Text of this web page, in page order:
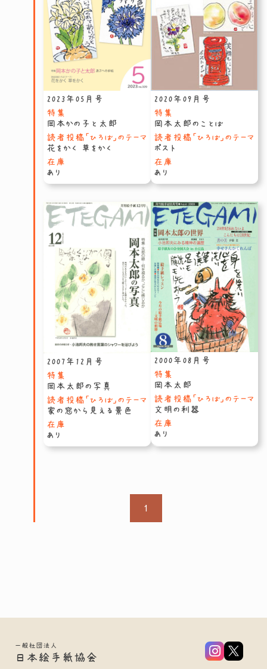
2023年05月号
特集
岡本かの子と太郎
読者投稿「ひろば」のテーマ
花をかく 草をかく
在庫
あり
2020年09月号
特集
岡本太郎のことば
読者投稿「ひろば」のテーマ
ポスト
在庫
あり
2007年12月号
特集
岡本太郎の写真
読者投稿「ひろば」のテーマ
家の窓から見える景色
在庫
あり
2000年08月号
特集
岡本太郎
読者投稿「ひろば」のテーマ
文明の利器
在庫
あり
1
一般社団法人
日本絵手紙協会